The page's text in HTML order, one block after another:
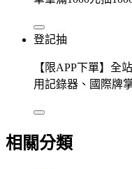
登記抽
【限APP下單】全
用記錄器、國際牌
相關分類